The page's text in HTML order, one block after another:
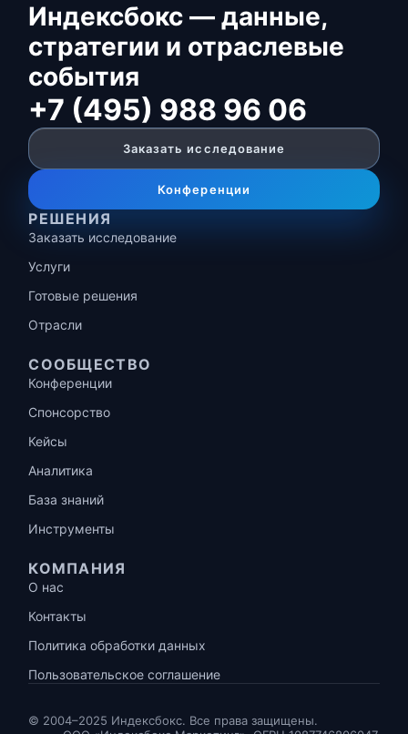
Индексбокс — данные,
стратегии и отраслевые
события
+7 (495) 988 96 06
Заказать исследование
Конференции
РЕШЕНИЯ
Заказать исследование
Услуги
Готовые решения
Отрасли
СООБЩЕСТВО
Конференции
Спонсорство
Кейсы
Аналитика
База знаний
Инструменты
КОМПАНИЯ
О нас
Контакты
Политика обработки данных
Пользовательское соглашение
© 2004–2025 Индексбокс. Все права защищены.